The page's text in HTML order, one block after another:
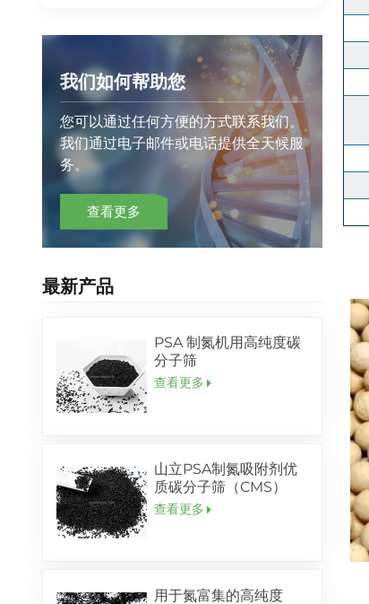
我们如何帮助您
您可以通过任何方便的方式联系我们。
我们通过电子邮件或电话提供全天候服
务。
查看更多
最新产品
PSA 制氮机用高纯度碳
分子筛
查看更多
山立PSA制氮吸附剂优
质碳分子筛（CMS）
查看更多
用于氮富集的高纯度